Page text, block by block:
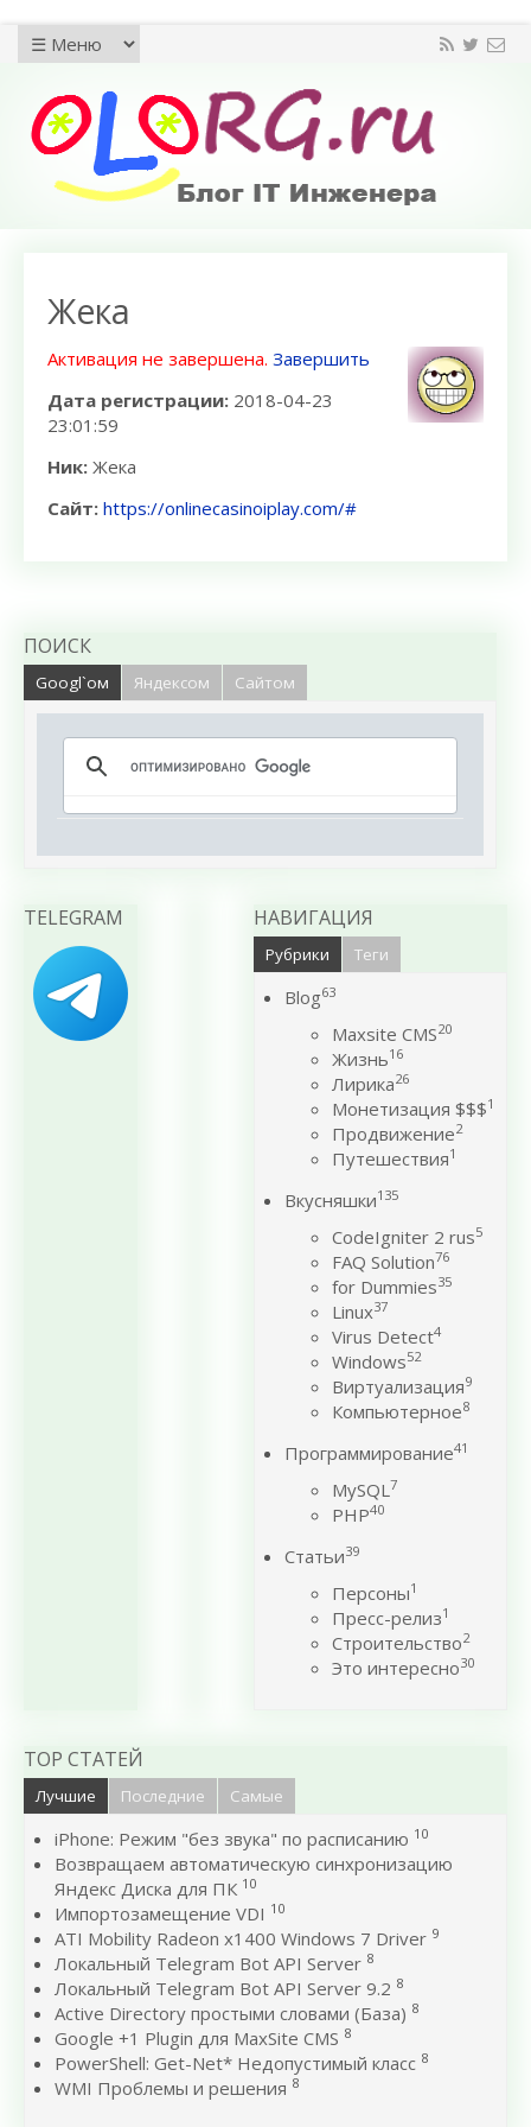
Жека
Активация не завершена. Завершить
Дата регистрации: 2018-04-23
23:01:59
Ник: Жека
Сайт: https://onlinecasinoiplay.com/#
ПОИСК
Googl`ом Яндексом Сайтом
TELEGRAM НАВИГАЦИЯ
Рубрики Теги
Blog63
Maxsite CMS20
Жизнь16
Лирика26
Монетизация $$$1
Продвижение2
Путешествия1
Вкусняшки135
CodeIgniter 2 rus5
FAQ Solution76
for Dummies35
Linux37
Virus Detect4
Windows52
Виртуализация9
Компьютерное8
Программирование41
MySQL7
PHP40
Статьи39
Персоны1
Пресс-релиз1
Строительство2
Это интересно30
TOP СТАТЕЙ
Лучшие Последние Самые
iPhone: Режим "без звука" по расписанию 10
Возвращаем автоматическую синхронизацию
Яндекс Диска для ПК 10
Импортозамещение VDI 10
ATI Mobility Radeon x1400 Windows 7 Driver 9
Локальный Telegram Bot API Server 8
Локальный Telegram Bot API Server 9.2 8
Active Directory простыми словами (База) 8
Google +1 Plugin для MaxSite CMS 8
PowerShell: Get-Net* Недопустимый класс 8
WMI Проблемы и решения 8